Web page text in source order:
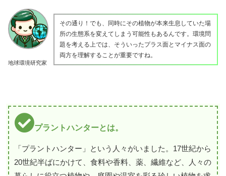
地球環境研究家
その通り！でも、同時にその植物が本来生息していた場
所の生態系を変えてしまう可能性もあるんです。環境問
題を考える上では、そういったプラス面とマイナス面の
両方を理解することが重要ですね。
プラントハンターとは。
「プラントハンター」という人々がいました。17世紀から
20世紀半ばにかけて、食料や香料、薬、繊維など、人々の